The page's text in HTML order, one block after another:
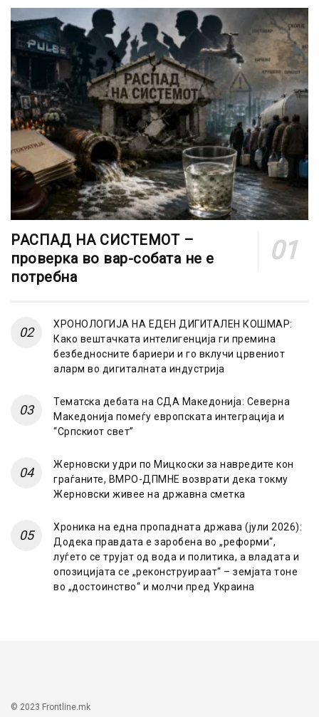
РАСПАД НА СИСТЕМОТ –
проверка во вар-собата не е
потребна
ХРОНОЛОГИЈА НА ЕДЕН ДИГИТАЛЕН КОШМАР:
Како вештачката интелигенција ги премина
безбедносните бариери и го вклучи црвениот
аларм во дигиталната индустрија
Тематска дебата на СДА Македонија: Северна
Македонија помеѓу европската интеграција и
“Српскиот свет”
Жерновски удри по Мицкоски за навредите кон
граѓаните, ВМРО-ДПМНЕ возврати дека токму
Жерновски живее на државна сметка
Хроника на една пропадната држава (јули 2026):
Додека правдата е заробена во „реформи“,
луѓето се трујат од вода и политика, а владата и
опозицијата се „реконструираат“ – земјата тоне
во „достоинство“ и молчи пред Украина
© 2023 Frontline.mk